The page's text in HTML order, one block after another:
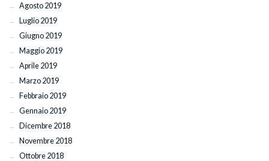
Agosto 2019
Luglio 2019
Giugno 2019
Maggio 2019
Aprile 2019
Marzo 2019
Febbraio 2019
Gennaio 2019
Dicembre 2018
Novembre 2018
Ottobre 2018